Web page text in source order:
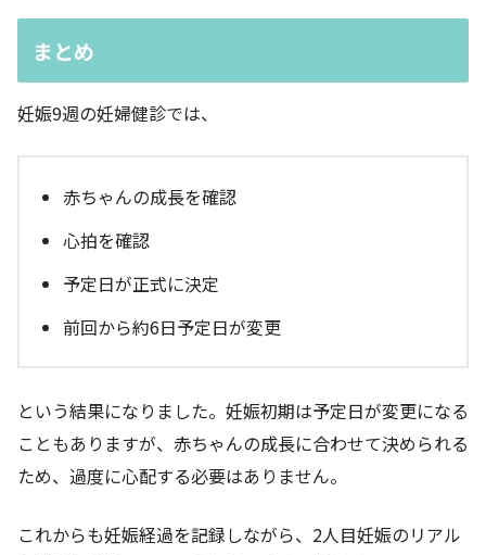
まとめ
妊娠9週の妊婦健診では、
赤ちゃんの成長を確認
心拍を確認
予定日が正式に決定
前回から約6日予定日が変更
という結果になりました。妊娠初期は予定日が変更になる
こともありますが、赤ちゃんの成長に合わせて決められる
ため、過度に心配する必要はありません。
これからも妊娠経過を記録しながら、2人目妊娠のリアル